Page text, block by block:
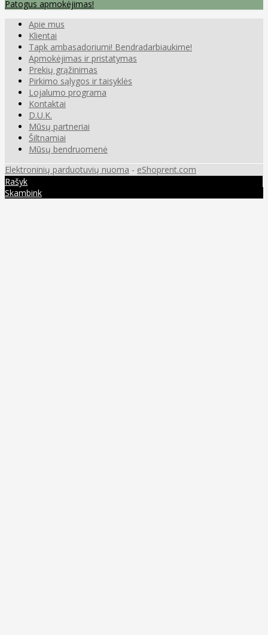
Patogus apmokėjimas!
Apie mus
Klientai
Tapk ambasadoriumi! Bendradarbiaukime!
Apmokėjimas ir pristatymas
Prekių grąžinimas
Pirkimo sąlygos ir taisyklės
Lojalumo programa
Kontaktai
D.U.K.
Mūsų partneriai
Šiltnamiai
Mūsų bendruomenė
Elektroninių parduotuvių nuoma - eShoprent.com
Rašyk
Skambink